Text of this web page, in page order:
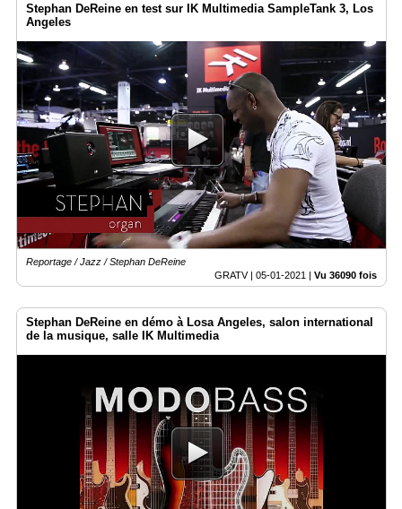
Stephan DeReine en test sur IK Multimedia SampleTank 3, Los
Angeles
Reportage / Jazz / Stephan DeReine
GRATV | 05-01-2021 | Vu 36090 fois
Stephan DeReine en démo à Losa Angeles, salon international
de la musique, salle IK Multimedia